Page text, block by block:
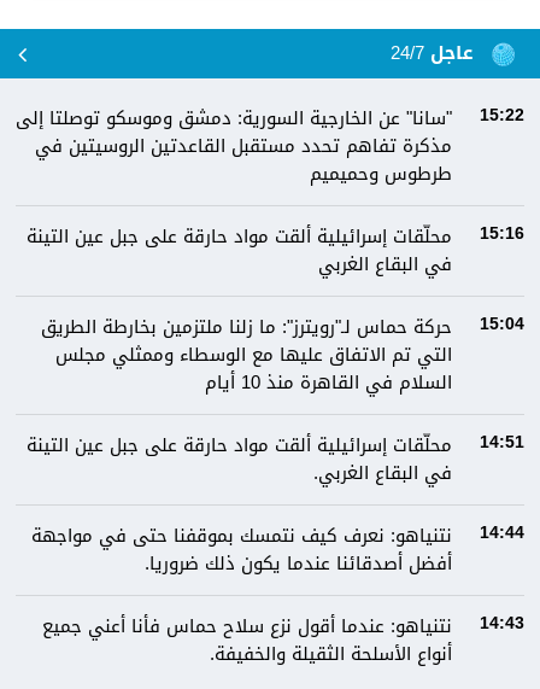
عاجل 24/7
15:22
"سانا" عن الخارجية السورية: دمشق وموسكو توصلتا إلى
مذكرة تفاهم تحدد مستقبل القاعدتين الروسيتين في
طرطوس وحميميم
15:16
محلّقات إسرائيلية ألقت مواد حارقة على جبل عين التينة
في البقاع الغربي
15:04
حركة حماس لـ"رويترز": ما زلنا ملتزمين بخارطة الطريق
التي تم الاتفاق عليها مع الوسطاء وممثلي مجلس
السلام في القاهرة منذ 10 أيام
14:51
محلّقات إسرائيلية ألقت مواد حارقة على جبل عين التينة
في البقاع الغربي.
14:44
نتنياهو: نعرف كيف نتمسك بموقفنا حتى في مواجهة
أفضل أصدقائنا عندما يكون ذلك ضروريا.
14:43
نتنياهو: عندما أقول نزع سلاح حماس فأنا أعني جميع
أنواع الأسلحة الثقيلة والخفيفة.